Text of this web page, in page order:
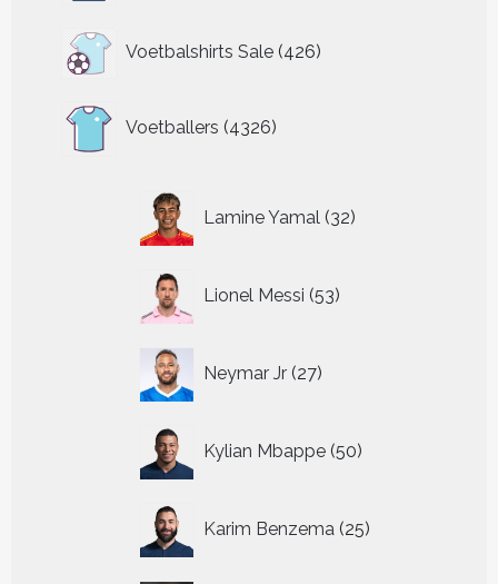
Voetbalshirts Sale 426
426
producten
Voetballers 4326
producten
Lamine Yamal 32
producten
Lionel Messi 53
producten
Neymar Jr 27
producten
Kylian Mbappe 50
producten
Karim Benzema 25
producten